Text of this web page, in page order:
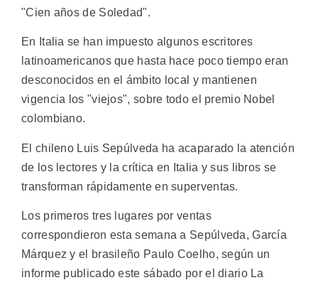
"Cien años de Soledad".
En Italia se han impuesto algunos escritores
latinoamericanos que hasta hace poco tiempo eran
desconocidos en el ámbito local y mantienen
vigencia los "viejos", sobre todo el premio Nobel
colombiano.
El chileno Luis Sepúlveda ha acaparado la atención
de los lectores y la crítica en Italia y sus libros se
transforman rápidamente en superventas.
Los primeros tres lugares por ventas
correspondieron esta semana a Sepúlveda, García
Márquez y el brasileño Paulo Coelho, según un
informe publicado este sábado por el diario La